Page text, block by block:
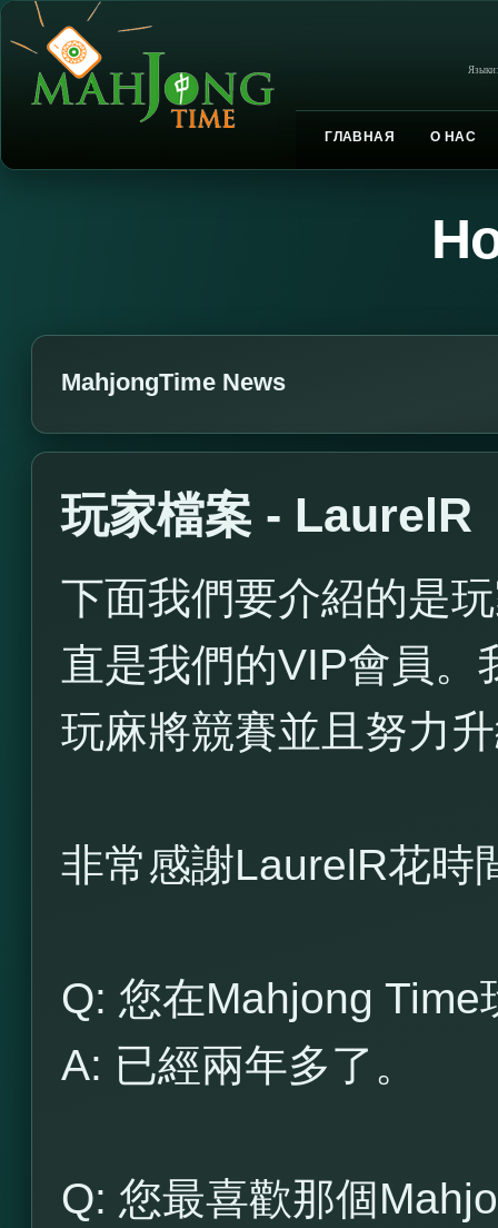
Языки:
ГЛАВНАЯ О НАС
MahjongTime News
玩家檔案 - LaurelR
下面我們要介紹的是
直是我們的VIP會員。
玩麻將競賽並且努力
非常感謝LaurelR花時
Q: 您在Mahjong Time
A: 已經兩年多了。
Q: 您最喜歡那個